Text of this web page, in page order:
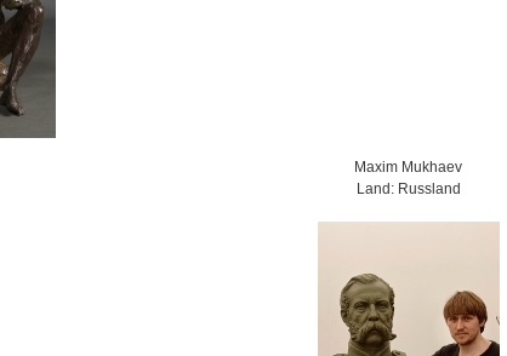
Maxim Mukhaev
Land: Russland